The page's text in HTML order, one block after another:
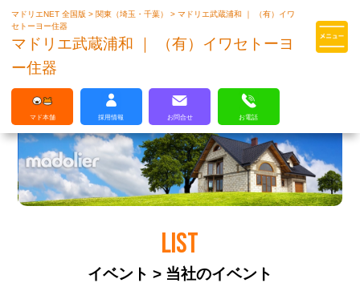
マドリエはLIXILの厳しい基準を
マドリエNET 全国版> 関東（埼玉・千葉）>マドリエ武蔵浦和 ｜ （有）イワ
セトーヨー住器
マドリエ武蔵浦和 ｜ （有）イワセトーヨ
ー住器
マド本舗 採用情報 お問合せ お電話
LIST
イベント > 当社のイベント